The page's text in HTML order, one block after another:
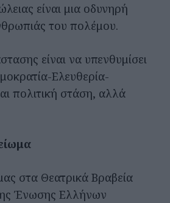
είναι μια οδυνηρή
του πολέμου.
είναι να υπενθυμίσει
Ελευθερία-
πολιτική στάση, αλλά
στα Θεατρικά Βραβεία
Ένωσης Ελλήνων